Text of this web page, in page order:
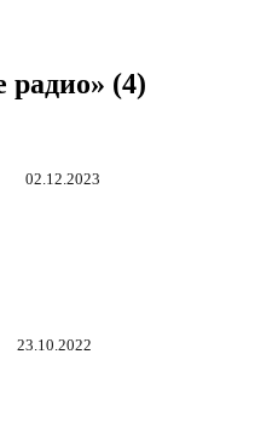
(4)
02.12.2023
23.10.2022